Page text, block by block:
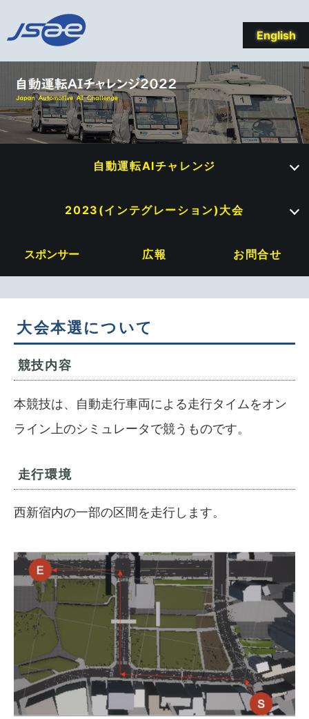
English
自動運転AIチャレンジ
2023(インテグレーション)大会
スポンサー 広報 お問合せ
大会本選について
競技内容
本競技は、自動走行車両による走行タイムをオン
ライン上のシミュレータで競うものです。
走行環境
西新宿内の一部の区間を走行します。